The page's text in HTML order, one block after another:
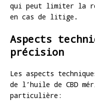
qui peut limiter la
en cas de litige.
Aspects
précision
Les aspects
de l’huile de CBD
particulière: